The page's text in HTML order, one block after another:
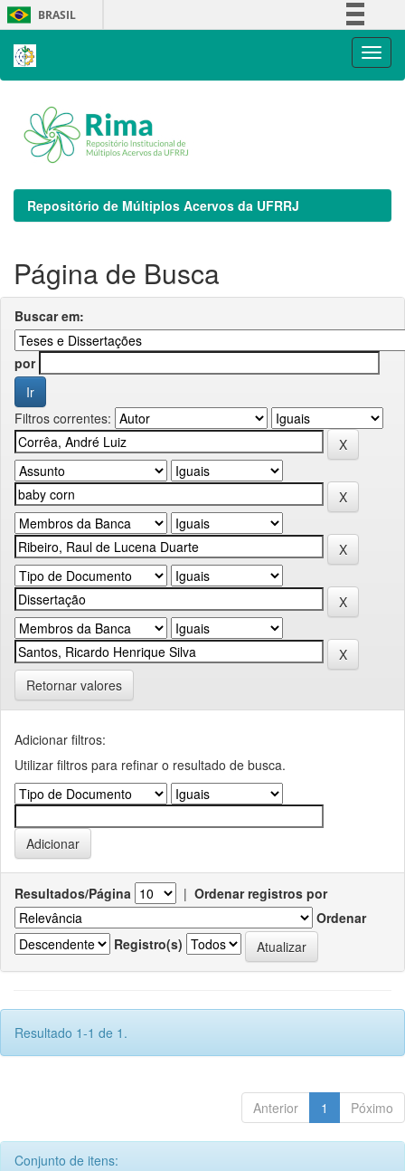
Skip
navigation
BRASIL
Repositório de Múltiplos Acervos da UFRRJ
Página de Busca
Buscar em:
por
Filtros correntes:
Retornar valores
Adicionar filtros:
Utilizar filtros para refinar o resultado de busca.
Resultados/Página | Ordenar registros por
Ordenar
Registro(s)
Resultado 1-1 de 1.
Anterior 1 Póximo
Conjunto de itens: